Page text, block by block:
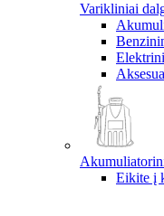
Varikliniai
Eikite į